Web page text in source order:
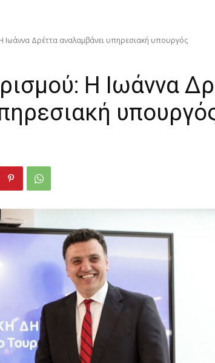
Ιωάννα Δρέττα αναλαμβάνει υπηρεσιακή υπουργός
Η Ιωάννα